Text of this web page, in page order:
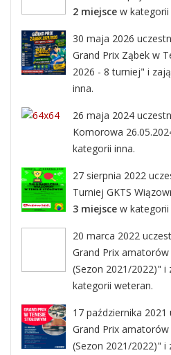
2 miejsce w kategorii
30 maja 2026
Grand Prix Ząbek w
2026 - 8 turniej" i
inna.
26 maja 2024
Komorowa
kategorii inna.
27 sierpnia 2022
Turniej GKTS
3 miejsce w
20 marca 2022
Grand Prix
(Sezon 2021/2022)" i
kategorii weteran.
17 października
Grand Prix
(Sezon 2021/2022)" i